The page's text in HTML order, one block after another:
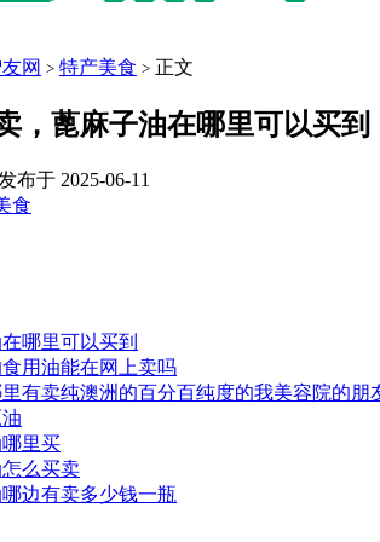
网 > 特产美食 > 正文
，蓖麻子油在哪里可以买到
布于 2025-06-11
食
哪里可以买到
用油能在网上卖吗
有卖纯澳洲的百分百纯度的我美容院的朋
里买
么买卖
边有卖多少钱一瓶